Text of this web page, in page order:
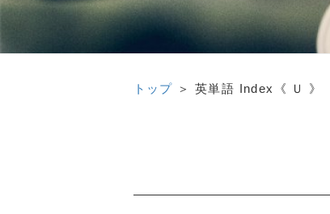
トップ ＞ 英単語 Index《 Ｕ 》